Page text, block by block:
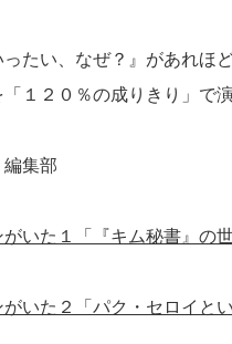
たい、なぜ？』があれほ
１２０％の成りきり」で
集部
いた１「『キム秘書』の世
いた２「パク・セロイとい